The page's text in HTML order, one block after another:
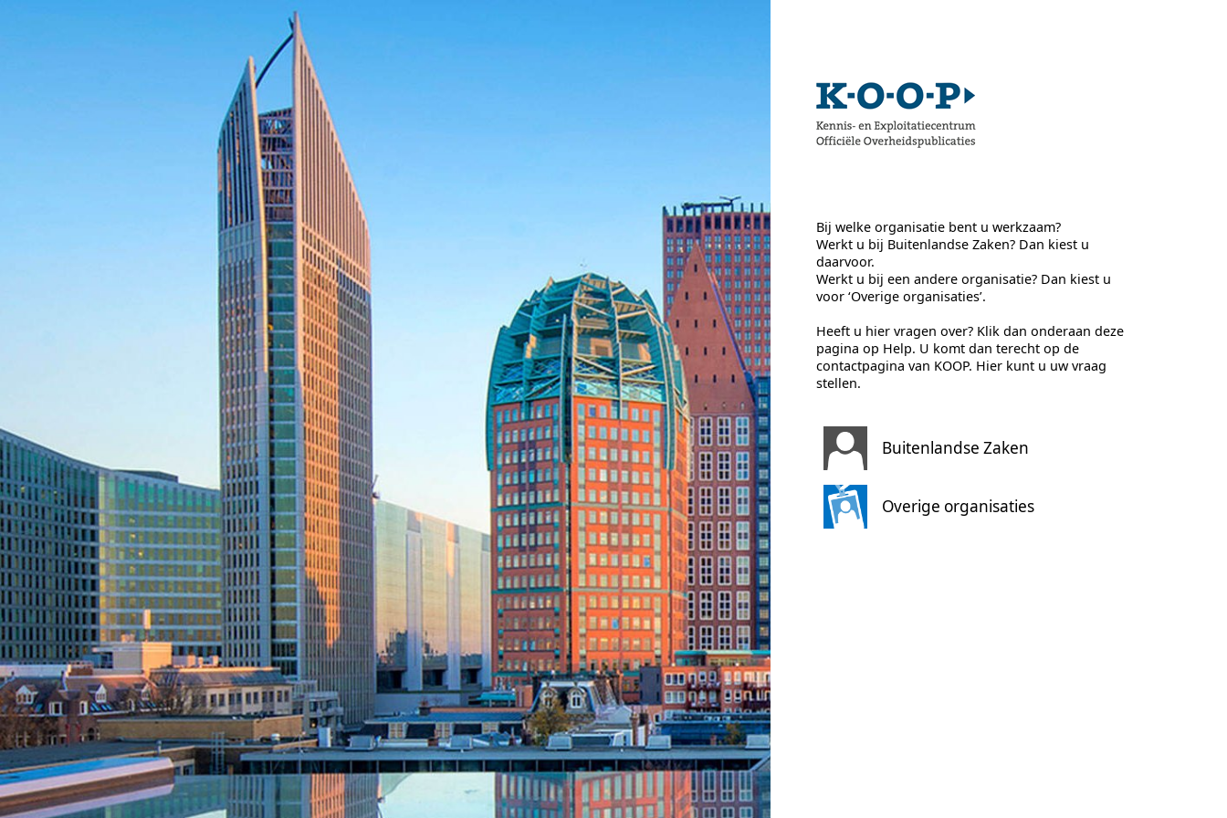
Bij welke organisatie bent u werkzaam?
Werkt u bij Buitenlandse Zaken? Dan kiest u
daarvoor.
Werkt u bij een andere organisatie? Dan kiest u
voor ‘Overige organisaties’.
Heeft u hier vragen over? Klik dan onderaan deze
pagina op Help. U komt dan terecht op de
contactpagina van KOOP. Hier kunt u uw vraag
stellen.
Buitenlandse Zaken
Overige organisaties